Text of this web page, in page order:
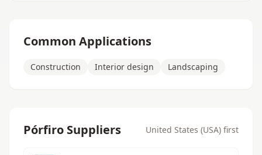
Common Applications
Construction Interior design Landscaping
Pórfiro Suppliers United States (USA) first